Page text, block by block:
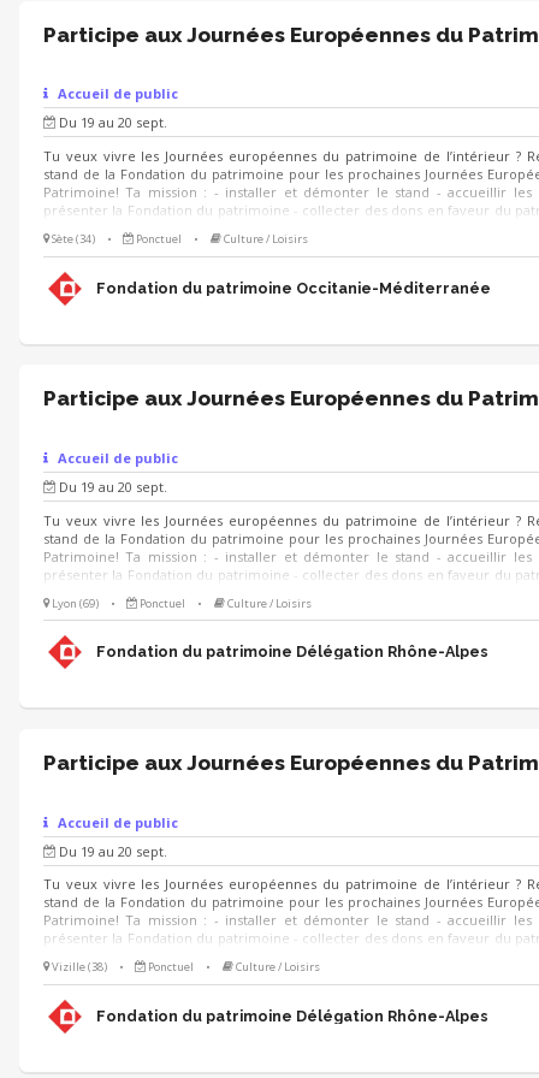
Participe aux Journées Européennes du
Accueil de public
Du 19 au 20 sept.
Tu veux vivre les Journées européennes du patrimoine de l’intérieur ?
stand de la Fondation du patrimoine pour les prochaines Journées
Patrimoine! Ta mission : - installer et démonter le stand - accueillir les
présenter la Fondation du patrimoine - collecter des dons en faveur du
le cas échéant participer à l'exécution des animations prévues sur le
échéant, animer des visites du lieu 🗓 Quand ? Les 19 et 20
participer à la valorisation du patrimoine ! (Étudiants en
tourisme, paysage, développement local).
Sète (34) • Ponctuel • Culture / Loisirs
Fondation du patrimoine Occitanie-Méditerranée
Participe aux Journées Européennes du
Accueil de public
Du 19 au 20 sept.
Tu veux vivre les Journées européennes du patrimoine de l’intérieur ?
stand de la Fondation du patrimoine pour les prochaines Journées
Patrimoine! Ta mission : - installer et démonter le stand - accueillir les
présenter la Fondation du patrimoine - collecter des dons en faveur du
échéant, animer des visites du lieu 🗓 Quand ? Les 19 et 20
participer à la valorisation du patrimoine ! (Étudiants en
tourisme, paysage, développement local).
Lyon (69) • Ponctuel • Culture / Loisirs
Fondation du patrimoine Délégation Rhône-Alpes
Participe aux Journées Européennes du
Accueil de public
Du 19 au 20 sept.
Tu veux vivre les Journées européennes du patrimoine de l’intérieur ?
stand de la Fondation du patrimoine pour les prochaines Journées
Patrimoine! Ta mission : - installer et démonter le stand - accueillir les
présenter la Fondation du patrimoine - collecter des dons en faveur du
le cas échéant participer à l'exécution des animations prévues sur le
échéant, animer des visites du lieu 🗓 Quand ? Les 19 et 20
participer à la valorisation du patrimoine ! (Étudiants en
tourisme, paysage, développement local).
Vizille (38) • Ponctuel • Culture / Loisirs
Fondation du patrimoine Délégation Rhône-Alpes